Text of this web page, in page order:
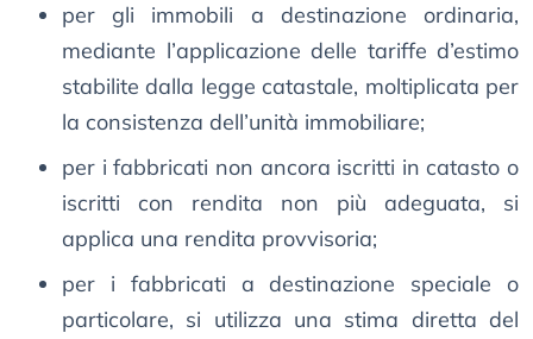
per gli immobili a destinazione ordinaria,
mediante l’applicazione delle tariffe d’estimo
stabilite dalla legge catastale, moltiplicata per
la consistenza dell’unità immobiliare;
per i fabbricati non ancora iscritti in catasto o
iscritti con rendita non più adeguata, si
applica una rendita provvisoria;
per i fabbricati a destinazione speciale o
particolare, si utilizza una stima diretta del